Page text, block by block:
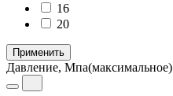
16
20
Применить
Давление, Мпа(максимальное)